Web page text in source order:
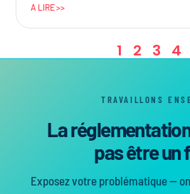
A LIRE >>
1 2 3 4
TRAVAILLONS
La
pas être un
Exposez votre problématique —